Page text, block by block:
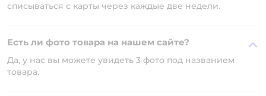
списываться с карты через каждые две недели.
Есть ли фото товара на нашем сайте?
Да, у нас вы можете увидеть 3 фото под названием
товара.